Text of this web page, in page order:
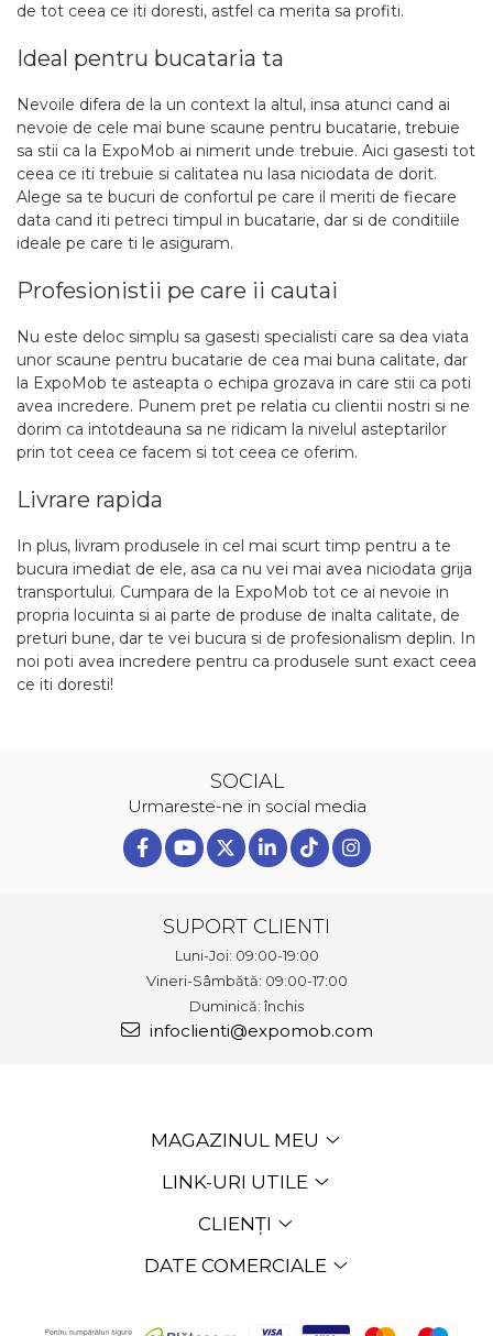
de tot ceea ce iti doresti, astfel ca merita sa profiti.
Ideal pentru bucataria ta
Nevoile difera de la un context la altul, insa atunci cand ai
nevoie de cele mai bune scaune pentru bucatarie, trebuie
sa stii ca la ExpoMob ai nimerit unde trebuie. Aici gasesti tot
ceea ce iti trebuie si calitatea nu lasa niciodata de dorit.
Alege sa te bucuri de confortul pe care il meriti de fiecare
data cand iti petreci timpul in bucatarie, dar si de conditiile
ideale pe care ti le asiguram.
Profesionistii pe care ii cautai
Nu este deloc simplu sa gasesti specialisti care sa dea viata
unor scaune pentru bucatarie de cea mai buna calitate, dar
la ExpoMob te asteapta o echipa grozava in care stii ca poti
avea incredere. Punem pret pe relatia cu clientii nostri si ne
dorim ca intotdeauna sa ne ridicam la nivelul asteptarilor
prin tot ceea ce facem si tot ceea ce oferim.
Livrare rapida
In plus, livram produsele in cel mai scurt timp pentru a te
bucura imediat de ele, asa ca nu vei mai avea niciodata grija
transportului. Cumpara de la ExpoMob tot ce ai nevoie in
propria locuinta si ai parte de produse de inalta calitate, de
preturi bune, dar te vei bucura si de profesionalism deplin. In
noi poti avea incredere pentru ca produsele sunt exact ceea
ce iti doresti!
SOCIAL
Urmareste-ne in social media
SUPORT CLIENTI
Luni-Joi: 09:00-19:00
Vineri-Sâmbătă: 09:00-17:00
Duminică: închis
infoclienti@expomob.com
MAGAZINUL MEU
LINK-URI UTILE
CLIENȚI
DATE COMERCIALE